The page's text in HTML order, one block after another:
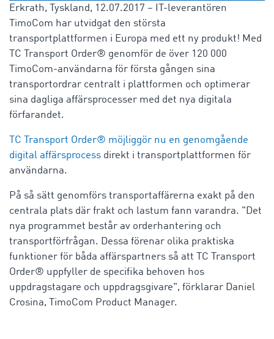
Erkrath, Tyskland, 12.07.2017 – IT-leverantören
TimoCom har utvidgat den största
transportplattformen i Europa med ett ny produkt! Med
TC Transport Order® genomför de över 120 000
TimoCom-användarna för första gången sina
transportordrar centralt i plattformen och optimerar
sina dagliga affärsprocesser med det nya digitala
förfarandet.
TC Transport Order® möjliggör nu en genomgående
digital affärsprocess direkt i transportplattformen för
användarna.
På så sätt genomförs transportaffärerna exakt på den
centrala plats där frakt och lastum fann varandra. "Det
nya programmet består av orderhantering och
transportförfrågan. Dessa förenar olika praktiska
funktioner för båda affärspartners så att TC Transport
Order® uppfyller de specifika behoven hos
uppdragstagare och uppdragsgivare", förklarar Daniel
Crosina, TimoCom Product Manager.